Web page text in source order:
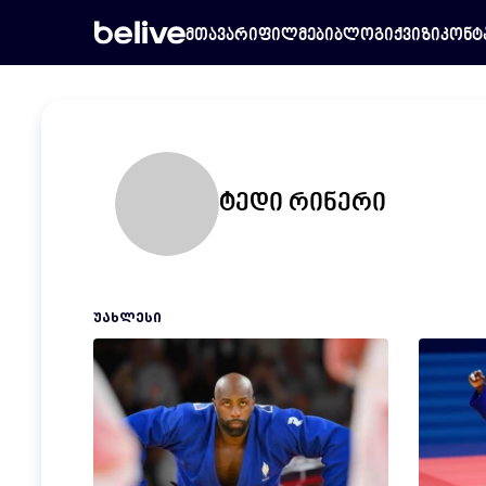
მთავარიფილმებიბლოგიქვიზი
ტედი რინერი
ᲣᲐᲮᲚᲔᲡᲘ